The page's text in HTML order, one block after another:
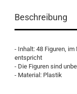
Beschreibung
- Inhalt: 48 Figuren,
entspricht
- Die Figuren sind
- Material: Plastik